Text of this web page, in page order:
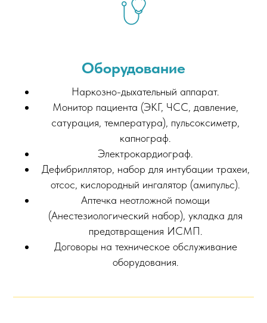
Оборудование
Наркозно-дыхательный аппарат.
Монитор пациента (ЭКГ, ЧСС, давление,
сатурация, температура), пульсоксиметр,
капнограф.
Электрокардиограф.
Дефибриллятор, набор для интубации трахеи,
отсос, кислородный ингалятор (амипульс).
Аптечка неотложной помощи
(Анестезиологический набор), укладка для
предотвращения ИСМП.
Договоры на техническое обслуживание
оборудования.